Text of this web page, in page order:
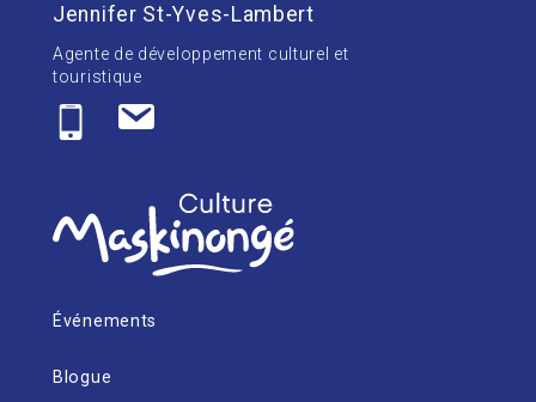
Jennifer St-Yves-Lambert
Agente de développement culturel et
touristique
Événements
Blogue